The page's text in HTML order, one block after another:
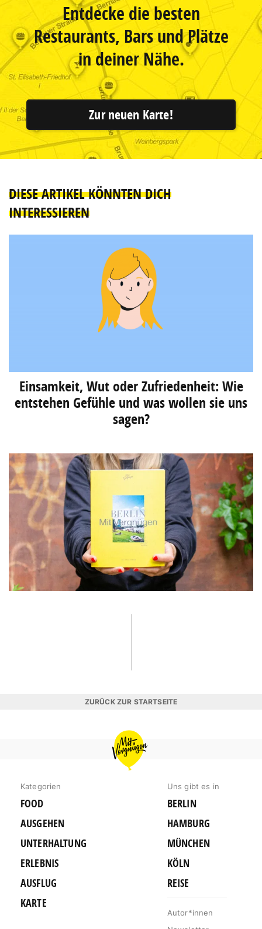
Entdecke die besten
Restaurants, Bars und Plätze
in deiner Nähe.
Zur neuen Karte!
DIESE ARTIKEL KÖNNTEN DICH
INTERESSIEREN
Einsamkeit, Wut oder Zufriedenheit: Wie
entstehen Gefühle und was wollen sie uns
sagen?
ZURÜCK ZUR STARTSEITE
MIT
VERGNÜGEN
BERLIN
Kategorien
FOOD
AUSGEHEN
UNTERHALTUNG
ERLEBNIS
AUSFLUG
KARTE
Uns gibt es in
BERLIN
HAMBURG
MÜNCHEN
KÖLN
REISE
Autor*innen